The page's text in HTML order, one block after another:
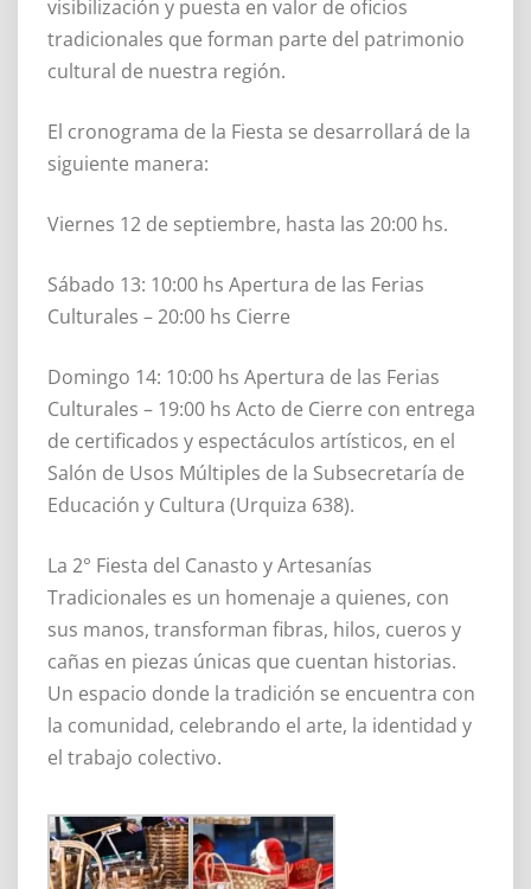
visibilización y puesta en valor de oficios
tradicionales que forman parte del patrimonio
cultural de nuestra región.
El cronograma de la Fiesta se desarrollará de la
siguiente manera:
Viernes 12 de septiembre, hasta las 20:00 hs.
Sábado 13: 10:00 hs Apertura de las Ferias
Culturales – 20:00 hs Cierre
Domingo 14: 10:00 hs Apertura de las Ferias
Culturales – 19:00 hs Acto de Cierre con entrega
de certificados y espectáculos artísticos, en el
Salón de Usos Múltiples de la Subsecretaría de
Educación y Cultura (Urquiza 638).
La 2° Fiesta del Canasto y Artesanías
Tradicionales es un homenaje a quienes, con
sus manos, transforman fibras, hilos, cueros y
cañas en piezas únicas que cuentan historias.
Un espacio donde la tradición se encuentra con
la comunidad, celebrando el arte, la identidad y
el trabajo colectivo.